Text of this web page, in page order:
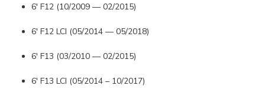
6' F12 (10/2009 — 02/2015)
6' F12 LCI (05/2014 — 05/2018)
6' F13 (03/2010 — 02/2015)
6' F13 LCI (05/2014 – 10/2017)